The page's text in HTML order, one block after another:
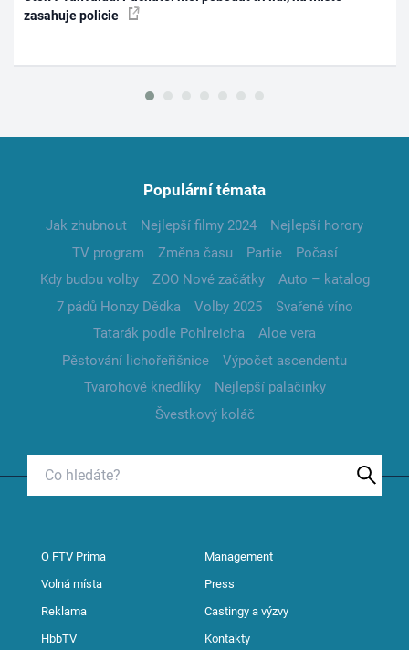
zasahuje policie
Populární témata
Jak zhubnout Nejlepší filmy 2024
Nejlepší horory
TV program
Změna času Partie
Počasí
Kdy budou volby
ZOO Nové začátky
Auto – katalog
7 pádů Honzy Dědka
Volby 2025
Svařené víno
Tatarák podle Pohlreicha
Aloe vera
Pěstování lichořeřišnice
Výpočet ascendentu
Tvarohové knedlíky
Nejlepší palačinky
Švestkový koláč
O FTV Prima Management
Volná místa Press
Reklama Castingy a výzvy
HbbTV Kontakty